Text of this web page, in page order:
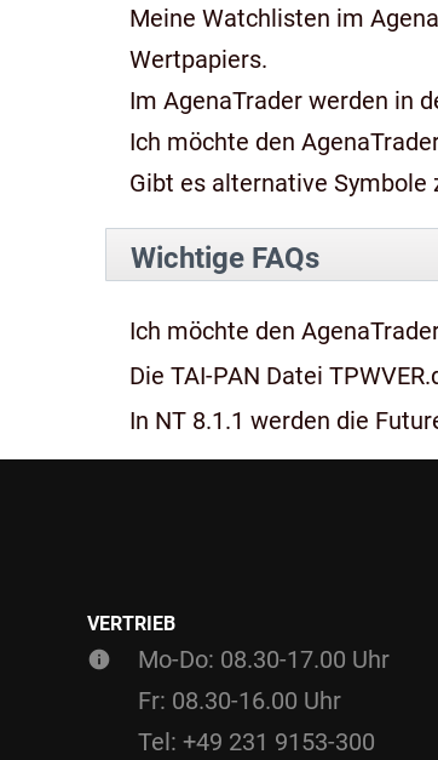
Meine Watchlisten im
Wertpapiers.
Im AgenaTrader werden in
Ich möchte den
Gibt es alternative Symbole
Wichtige FAQs
Ich möchte den
Die TAI-PAN Datei
In NT 8.1.1 werden die
VERTRIEB
Mo-Do: 08.30-17.00 Uhr
Fr: 08.30-16.00 Uhr
Tel: +49 231 9153-300